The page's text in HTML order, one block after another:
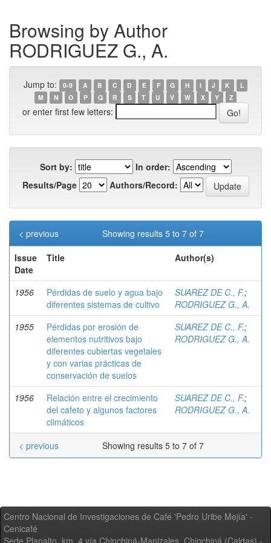
Browsing by Author
RODRIGUEZ G., A.
Jump to: 0-9 A B C D E F G H I J K
L
M
N O P Q R S T U V W X Y Z
or enter first few letters:
Sort by:
In order:
Results/Page
Authors/Record:
Showing results 5 to 7 of 7
< previous
Issue
Date
Title Author(s)
1956
Pérdidas de suelo y agua bajo
diferentes sistemas de cultivo
SUAREZ DE C., F.;
RODRIGUEZ G., A.
1955
Pérdidas por erosión de
elementos nutritivos bajo
diferentes cubiertas vegetales
y con varias prácticas de
conservación de suelos
SUAREZ DE C., F.;
RODRIGUEZ G., A.
1956
Relación entre el crecimiento
del cafeto y algunos factores
climáticos
SUAREZ DE C., F.;
RODRIGUEZ G., A.
Showing results 5 to 7 of 7
< previous
Centro Nacional de Investigaciones de Café 'Pedro Uribe Mejía' -
Cenicafé
Sede Planalto, km. 4 vía Chinchiná-Manizales. Chinchiná (Caldas) -